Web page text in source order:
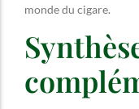
monde du cigare.